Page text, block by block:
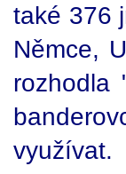
také 376
Němce,
rozhodla
využívat.